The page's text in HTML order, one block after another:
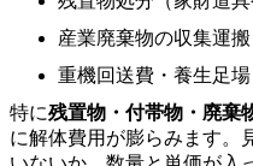
産業廃棄物の収集運
重機回送費・養生足
特に残置物・付帯物・廃棄
に解体費用が膨らみます。